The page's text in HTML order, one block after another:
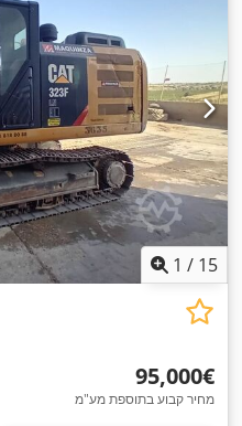
1 / 15
‏95,000 ‏€
מחיר קבוע בתוספת מע"מ